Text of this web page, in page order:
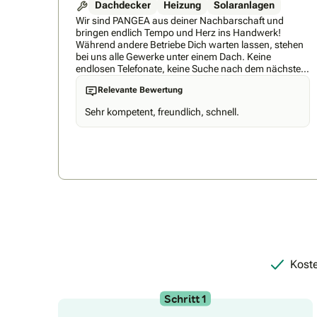
Dachdecker Heizung
Solaranlagen
Wir sind PANGEA aus deiner Nachbarschaft und
bringen endlich Tempo und Herz ins Handwerk!
Während andere Betriebe Dich warten lassen, stehen
bei uns alle Gewerke unter einem Dach. Keine
endlosen Telefonate, keine Suche nach dem nächsten
Handwerker, keine Unsicherheit mehr. Du bekommst
einen Partner, der alles macht – von der ersten Idee bis
besten Handwerker. Mit unserem PANGEA Fahrplan
schauen wir uns das ganze Haus an. So passt am
Dein Zuhause zu dem Ort machen, an dem Du Dich
Relevante Bewertung
Sehr kompetent, freundlich, schnell.
Schritt 1